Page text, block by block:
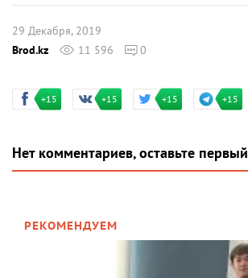
29 Декабря, 2019
Brod.kz
11 596 0
+15 +15 +15 +15
Нет комментариев, оставьте первый
РЕКОМЕНДУЕМ